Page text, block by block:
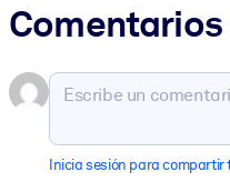
Inicia sesión para compartir